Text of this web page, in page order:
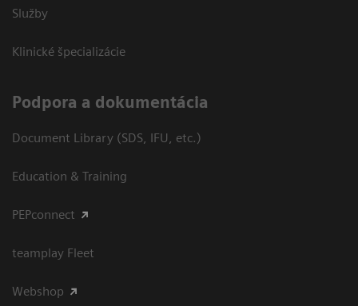
Služby
Klinické špecializácie
Podpora a dokumentácia
Document Library (SDS, IFU, etc.)
Education & Training
PEPconnect
teamplay Fleet
Webshop